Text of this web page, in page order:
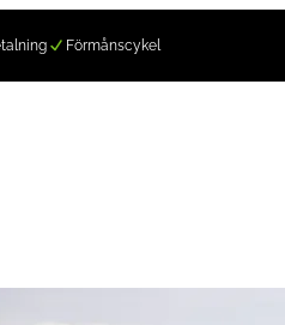
Förmånscykel